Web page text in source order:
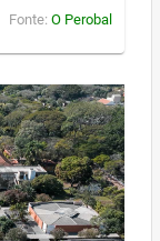
Fonte: O Perobal